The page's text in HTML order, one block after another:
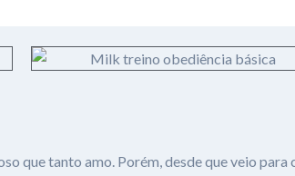
que tanto amo. Porém, desde que veio para